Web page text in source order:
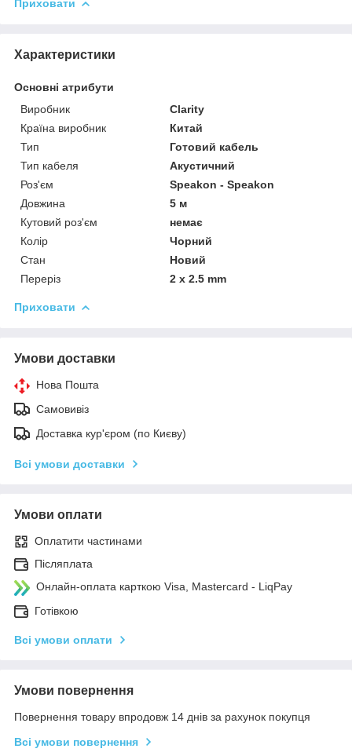
Приховати
Характеристики
Основні атрибути
Виробник
Clarity
Країна виробник
Китай
Тип
Готовий кабель
Тип кабеля
Акустичний
Роз'єм
Speakon - Speakon
Довжина
5 м
Кутовий роз'єм
немає
Колір
Чорний
Стан
Новий
Переріз
2 x 2.5 mm
Приховати
Умови доставки
Нова Пошта
Самовивіз
Доставка кур'єром (по Києву)
Всі умови доставки
Умови оплати
Оплатити частинами
Післяплата
Онлайн-оплата карткою Visa, Mastercard - LiqPay
Готівкою
Всі умови оплати
Умови повернення
Повернення товару впродовж 14 днів за рахунок покупця
Всі умови повернення